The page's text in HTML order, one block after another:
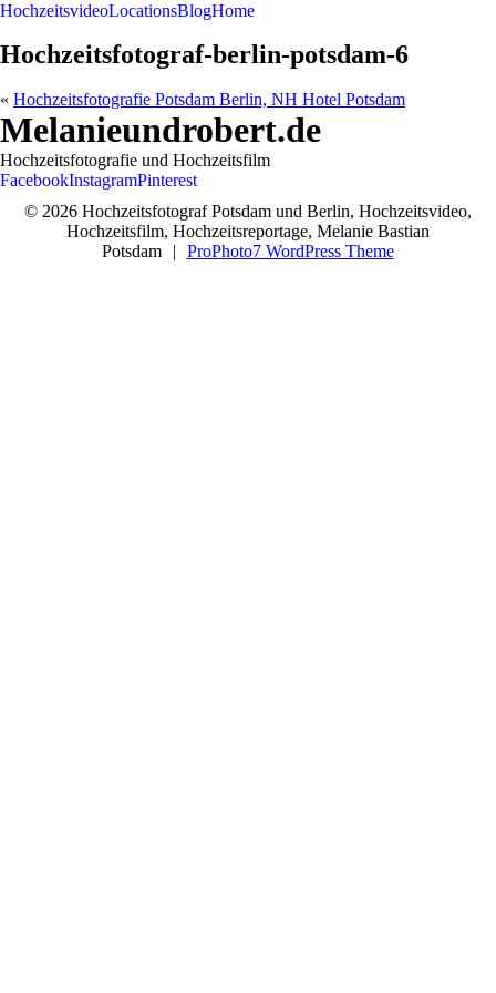
HochzeitsvideoLocationsBlogHome
Hochzeitsfotograf-berlin-potsdam-6
« Hochzeitsfotografie Potsdam Berlin, NH Hotel Potsdam
Melanieundrobert.de
Hochzeitsfotografie und Hochzeitsfilm
FacebookInstagramPinterest
© 2026 Hochzeitsfotograf Potsdam und Berlin, Hochzeitsvideo,
Hochzeitsfilm, Hochzeitsreportage, Melanie Bastian
Potsdam
| ProPhoto7 WordPress Theme